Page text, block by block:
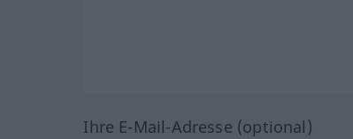
Ihre E-Mail-Adresse (optional)